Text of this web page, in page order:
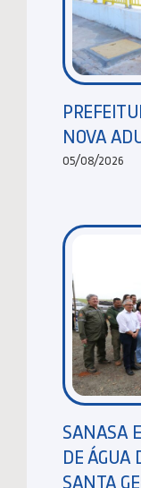
NOVA
05/08/2026
SANASA
DE ÁGUA
SANTA